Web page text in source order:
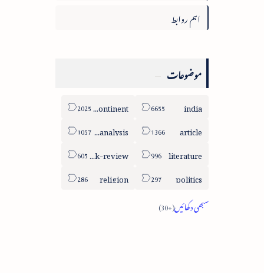
اہم روابط
موضوعات
india
sub-continent
article
column-analysis
literature
book-review
politics
religion